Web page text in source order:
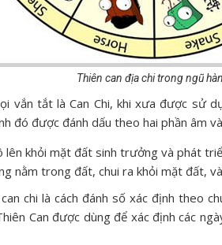
Thiên can địa chi trong ngũ
vắn tắt là Can Chi, khi xưa được sử
đó được đánh dấu theo hai phần âm
lên khỏi mặt đất sinh trưởng và phát
nằm trong đất, chui ra khỏi mặt đất,
chi là cách đánh số xác định theo
Can được dùng để xác định các